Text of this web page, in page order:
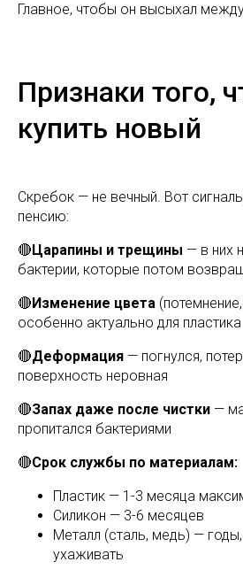
Главное, чтобы он высыхал
Признаки того,
купить новый
Скребок — не вечный. Вот
пенсию:
🔴Царапины и трещины — в них
бактерии, которые потом
🔴Изменение цвета
особенно актуально для пластика
🔴Деформация — погнулся,
поверхность неровная
🔴Запах даже после чистки —
пропитался бактериями
🔴Срок службы по материалам:
Пластик — 1-3 месяца
Силикон — 3-6 месяцев
Металл (сталь, медь) —
ухаживать